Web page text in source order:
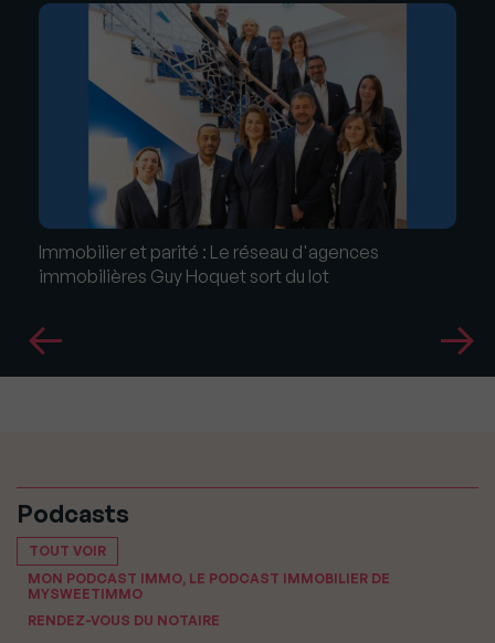
Immobilier et parité : Le réseau d'agences
immobilières Guy Hoquet sort du lot
Podcasts
TOUT VOIR
MON PODCAST IMMO, LE PODCAST IMMOBILIER DE
MYSWEETIMMO
RENDEZ-VOUS DU NOTAIRE